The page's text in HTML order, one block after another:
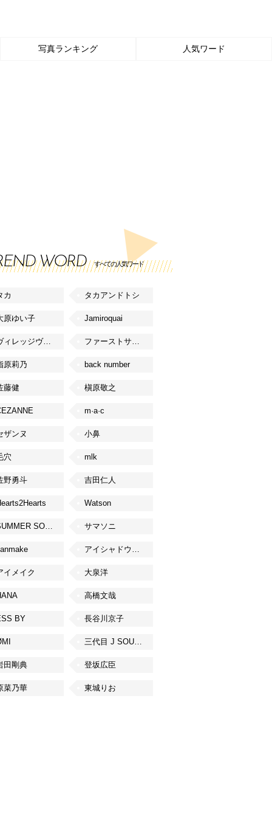
写真ランキング 人気ワード
WORD すべての人気ワード
カ タカアンドトシ
原ゆい子 Jamiroquai
ヴィレッジヴァンガード ファーストサマーウイカ
原莉乃 back number
藤健 槇原敬之
m·a·c
ザンヌ 小鼻
穴 mlk
野勇斗 吉田仁人
Watson
SUMMER SONIC サマソニ
アイシャドウベース
イメイク 大泉洋
高橋文哉
BY 長谷川京子
三代目 J SOUL BROTHERS from EXILE TRIBE
田剛典 登坂広臣
菜乃華 東城りお